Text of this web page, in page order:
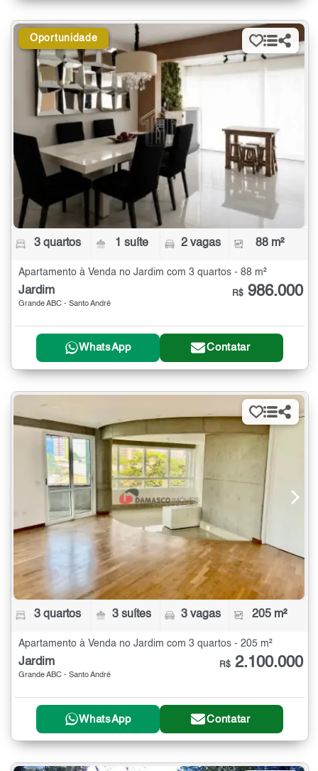
Oportunidade
3 quartos 1 suíte 2 vagas 88 m²
Apartamento à Venda no Jardim com 3 quartos - 88 m²
Jardim
Grande ABC - Santo André
R$ 986.000
WhatsApp Contatar
3 quartos 3 suítes 3 vagas 205 m²
Apartamento à Venda no Jardim com 3 quartos - 205 m²
Jardim
Grande ABC - Santo André
R$ 2.100.000
WhatsApp Contatar